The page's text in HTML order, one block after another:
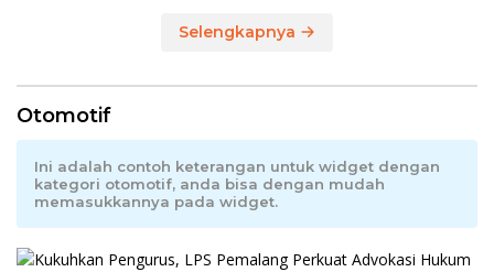
Selengkapnya
Otomotif
Ini adalah contoh keterangan untuk widget dengan
kategori otomotif, anda bisa dengan mudah
memasukkannya pada widget.